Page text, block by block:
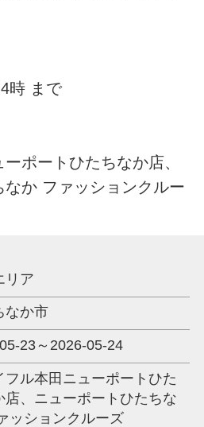
時 まで
ポートひたちなか店、
か ファッションクルー
リア
なか市
23～2026-05-24
フル本田ニューポートひた
店、ニューポートひたちな
ッションクルーズ